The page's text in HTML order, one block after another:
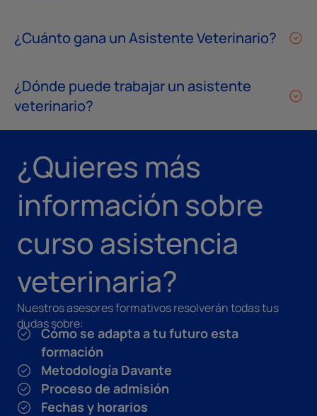
¿Cuánto gana un Asistente Veterinario?
¿Dónde puede trabajar un asistente
veterinario?
¿Quieres más
información sobre
curso asistencia
veterinaria?
Nuestros asesores formativos resolverán todas tus
dudas sobre:
Cómo se adapta a tu futuro esta
formación
Metodología Davante
Proceso de admisión
Fechas y horarios